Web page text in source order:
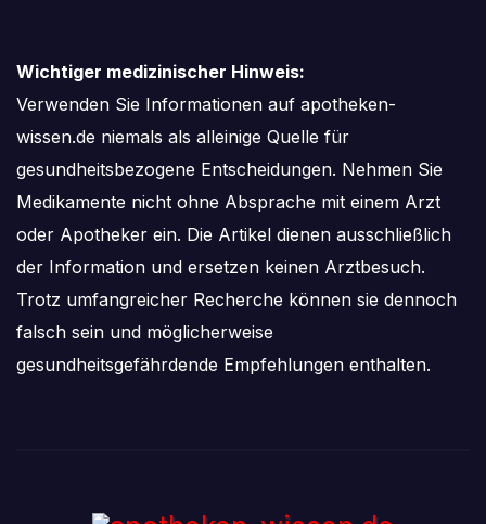
Wichtiger medizinischer Hinweis:
Verwenden Sie Informationen auf apotheken-
wissen.de niemals als alleinige Quelle für
gesundheitsbezogene Entscheidungen. Nehmen Sie
Medikamente nicht ohne Absprache mit einem Arzt
oder Apotheker ein. Die Artikel dienen ausschließlich
der Information und ersetzen keinen Arztbesuch.
Trotz umfangreicher Recherche können sie dennoch
falsch sein und möglicherweise
gesundheitsgefährdende Empfehlungen enthalten.